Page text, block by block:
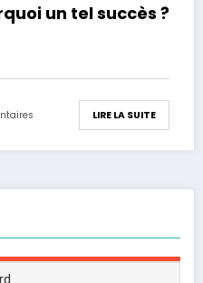
un tel succès ?
LIRE LA SUITE